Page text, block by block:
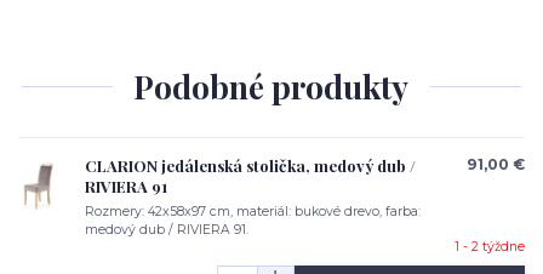
Podobné produkty
CLARION jedálenská stolička, medový dub /
RIVIERA 91
Rozmery: 42x58x97 cm, materiál: bukové drevo, farba:
medový dub / RIVIERA 91.
91,00 €
1 - 2 týždne